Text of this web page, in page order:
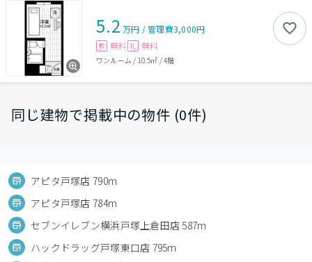
5.2 万円 /管理費3,000円
敷 無料 礼 無料
ワンルーム / 10.5㎡ /4階
同じ建物で掲載中の物件 (0件)
アピタ戸塚店 790m
アピタ戸塚店 784m
セブンイレブン横浜戸塚上倉田店 587m
ハックドラッグ戸塚東口店 795m